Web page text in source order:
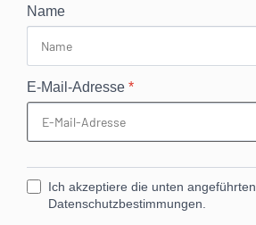
Name
E-Mail-Adresse *
Ich akzeptiere die unten angeführten
Datenschutzbestimmungen.